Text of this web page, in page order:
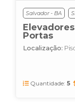
Salvador - BA
Portas
Localização:
Quantidade: 5